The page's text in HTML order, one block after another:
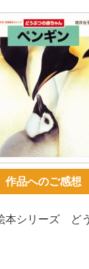
作品へのご感想
本シリーズ ど